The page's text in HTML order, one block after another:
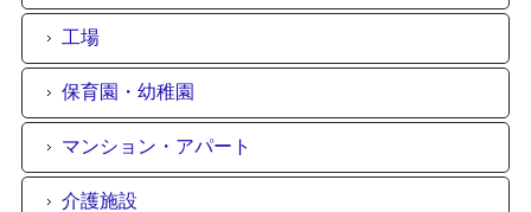
工場
保育園・幼稚園
マンション・アパート
介護施設